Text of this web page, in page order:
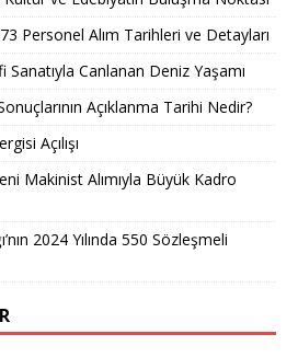
Personel Alım Tarihleri ve Detayları
Sanatıyla Canlanan Deniz Yaşamı
Açıklanma Tarihi Nedir?
Açılışı
Makinist Alımıyla Büyük Kadro
2024 Yılında 550 Sözleşmeli